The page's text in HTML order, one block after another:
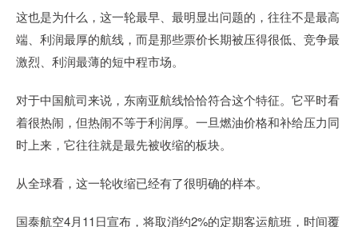
这也是为什么，这一轮最早、最明显出问题的，往往不是最高
端、利润最厚的航线，而是那些票价长期被压得很低、竞争最
激烈、利润最薄的短中程市场。
对于中国航司来说，东南亚航线恰恰符合这个特征。它平时看
着很热闹，但热闹不等于利润厚。一旦燃油价格和补给压力同
时上来，它往往就是最先被收缩的板块。
从全球看，这一轮收缩已经有了很明确的样本。
国泰航空4月11日宣布，将取消约2%的定期客运航班，时间覆